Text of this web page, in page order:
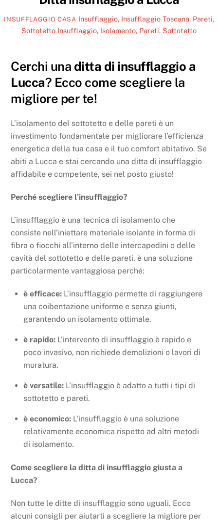
INSUFFLAGGIO CASA Insufflaggio, Insufflaggio Toscana, Pareti,
Sottotetto Insufflaggio, Isolamento, Pareti, Sottotetto
Cerchi una ditta di insufflaggio a
Lucca? Ecco come scegliere la
migliore per te!
L’isolamento del sottotetto e delle pareti è un
investimento fondamentale per migliorare l’efficienza
energetica della tua casa e il tuo comfort abitativo. Se
abiti a Lucca e stai cercando una ditta di insufflaggio
affidabile e competente, sei nel posto giusto!
Perché scegliere l’insufflaggio?
L’insufflaggio è una tecnica di isolamento che
consiste nell’iniettare materiale isolante in forma di
fibra o fiocchi all’interno delle intercapedini o delle
cavità del sottotetto e delle pareti. è una soluzione
particolarmente vantaggiosa perché:
è efficace: L’insufflaggio permette di raggiungere
una coibentazione uniforme e senza giunti,
garantendo un isolamento ottimale.
è rapido: L’intervento di insufflaggio è rapido e
poco invasivo, non richiede demolizioni o lavori di
muratura.
è versatile: L’insufflaggio è adatto a tutti i tipi di
sottotetto e pareti.
è economico: L’insufflaggio è una soluzione
relativamente economica rispetto ad altri metodi
di isolamento.
Come scegliere la ditta di insufflaggio giusta a
Lucca?
Non tutte le ditte di insufflaggio sono uguali. Ecco
alcuni consigli per aiutarti a scegliere la migliore per